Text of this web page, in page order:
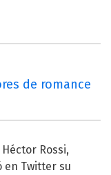
de romance
Rossi,
en Twitter su